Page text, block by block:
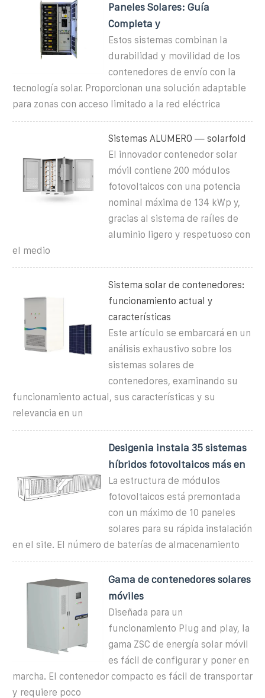
Paneles Solares: Guía
Completa y
Estos sistemas combinan la
durabilidad y movilidad de los
contenedores de envío con la
tecnología solar. Proporcionan una solución adaptable
para zonas con acceso limitado a la red eléctrica
Sistemas ALUMERO — solarfold
El innovador contenedor solar
móvil contiene 200 módulos
fotovoltaicos con una potencia
nominal máxima de 134 kWp y,
gracias al sistema de raíles de
aluminio ligero y respetuoso con
el medio
Sistema solar de contenedores:
funcionamiento actual y
características
Este artículo se embarcará en un
análisis exhaustivo sobre los
sistemas solares de
contenedores, examinando su
funcionamiento actual, sus características y su
relevancia en un
Desigenia instala 35 sistemas
híbridos fotovoltaicos más en
La estructura de módulos
fotovoltaicos está premontada
con un máximo de 10 paneles
solares para su rápida instalación
en el site. El número de baterías de almacenamiento
Gama de contenedores solares
móviles
Diseñada para un
funcionamiento Plug and play, la
gama ZSC de energía solar móvil
es fácil de configurar y poner en
marcha. El contenedor compacto es fácil de transportar
y requiere poco